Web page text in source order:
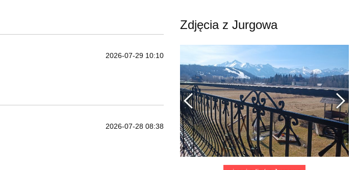
2026-07-29 10:10
2026-07-28 08:38
Zdjęcia z Jurgowa
Poprzednie